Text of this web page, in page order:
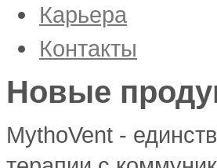
Карьера
Вакансии
Контакты
Новые
MythoVent -